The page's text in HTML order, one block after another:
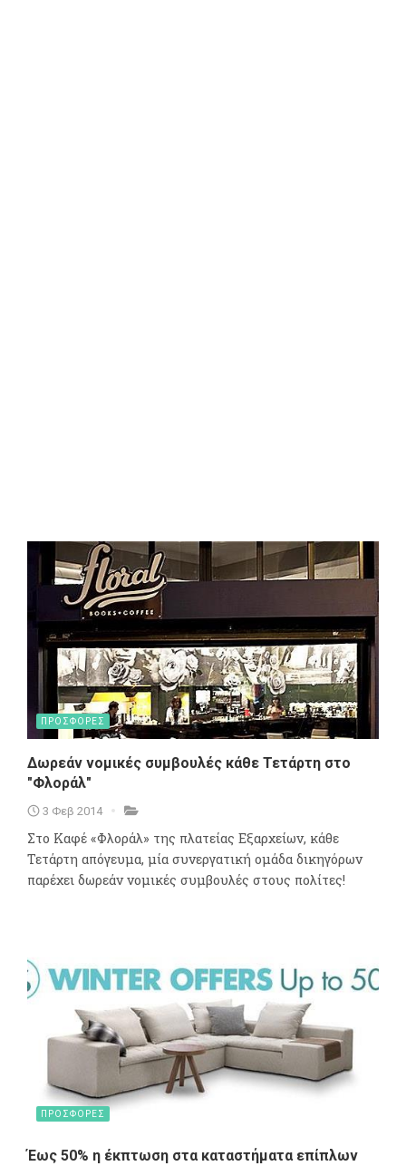
ΠΡΟΣΦΟΡΕΣ
Δωρεάν νομικές συμβουλές κάθε Τετάρτη στο
"Φλοράλ"
3 Φεβ 2014
Στο Καφέ «Φλοράλ» της πλατείας Εξαρχείων, κάθε
Τετάρτη απόγευμα, μία συνεργατική ομάδα δικηγόρων
παρέχει δωρεάν νομικές συμβουλές στους πολίτες!
ΠΡΟΣΦΟΡΕΣ
Έως 50% η έκπτωση στα καταστήματα επίπλων